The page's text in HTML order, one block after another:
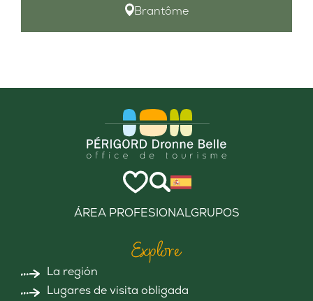
Brantôme
ÁREA PROFESIONALGRUPOS
Explore
La región
Lugares de visita obligada